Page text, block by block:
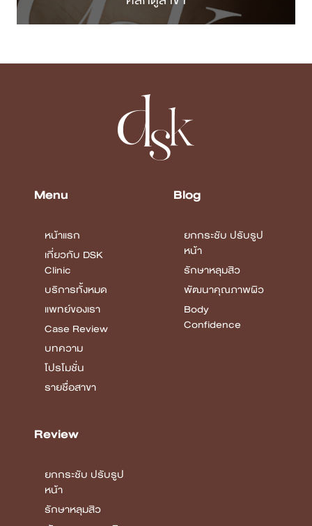
Menu
หน้าแรก
เกี่ยวกับ DSK
Clinic
บริการทั้งหมด
แพทย์ของเรา
Case Review
บทความ
โปรโมชั่น
รายชื่อสาขา
Blog
ยกกระชับ ปรับรูป
หน้า
รักษาหลุมสิว
พัฒนาคุณภาพผิว
Body
Confidence
Review
ยกกระชับ ปรับรูป
หน้า
รักษาหลุมสิว